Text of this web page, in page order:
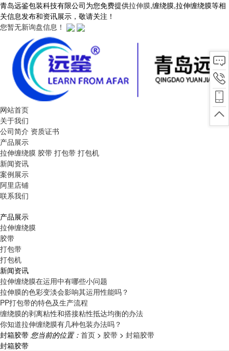
青岛远鉴包装科技有限公司为您免费提供拉伸膜,缠绕膜,拉伸缠绕膜等相
关信息发布和资讯展示，敬请关注！
您暂无新询盘信息！
网站首页
关于我们
公司简介 资质证书
产品展示
拉伸缠绕膜 胶带 打包带 打包机
新闻资讯
案例展示
阿里店铺
联系我们
产品展示
拉伸缠绕膜
胶带
打包带
打包机
新闻资讯
拉伸缠绕膜在运用中有哪些小问题
拉伸膜的色彩变淡会影响其运用性能吗？
PP打包带的特色及生产流程
缠绕膜的剥离粘性和搭接粘性抵达均衡的办法
你知道拉伸缠绕膜有几种包装办法吗？
封箱胶带 您当前的位置： 首页 > 胶带 > 封箱胶带
封箱胶带